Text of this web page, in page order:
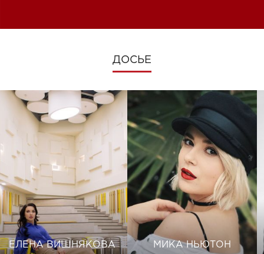
ДОСЬЕ
ЕЛЕНА ВИШНЯКОВА МИКА НЬЮТОН